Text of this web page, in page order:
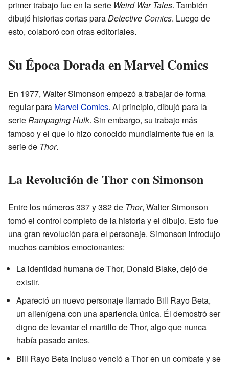
primer trabajo fue en la serie Weird War Tales. También
dibujó historias cortas paraDetective Comics. Luego de
esto, colaboró con otras editoriales.
Su Época Dorada en Marvel Comics
En 1977, Walter Simonson empezó a trabajar de forma
regular para Marvel Comics. Al principio, dibujó para la
serieRampaging Hulk. Sin embargo, su trabajo más
famoso y el que lo hizo conocido mundialmente fue en la
serie de Thor.
La Revolución de Thor con Simonson
Entre los números 337 y 382 de Thor, Walter Simonson
tomó el control completo de la historia y el dibujo. Esto fue
una gran revolución para el personaje. Simonson introdujo
muchos cambios emocionantes:
La identidad humana de Thor, Donald Blake, dejó de
existir.
Apareció un nuevo personaje llamado Bill Rayo Beta,
un alienígena con una apariencia única. Él demostró ser
digno de levantar el martillo de Thor, algo que nunca
había pasado antes.
Bill Rayo Beta incluso venció a Thor en un combate y se